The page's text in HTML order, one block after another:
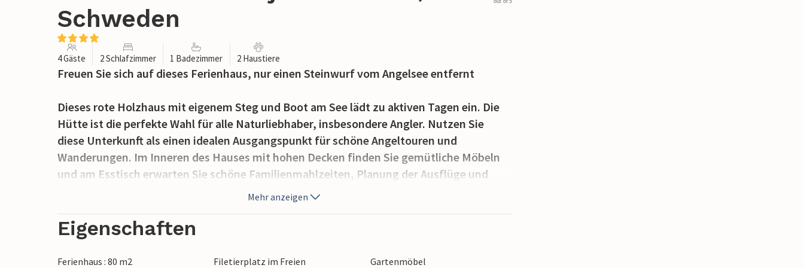
Schweden
out of 5
4 Gäste 2 Schlafzimmer 1 Badezimmer 2 Haustiere
Freuen Sie sich auf dieses Ferienhaus, nur einen Steinwurf vom Angelsee entfernt
Dieses rote Holzhaus mit eigenem Steg und Boot am See lädt zu aktiven Tagen ein. Die
Hütte ist die perfekte Wahl für alle Naturliebhaber, insbesondere Angler. Nutzen Sie
diese Unterkunft als einen idealen Ausgangspunkt für schöne Angeltouren und
Wanderungen. Im Inneren des Hauses mit hohen Decken finden Sie gemütliche Möbeln
und am Esstisch erwarten Sie schöne Familienmahlzeiten, Planung der Ausflüge und
Spieleabende mit Erfrischungen und Snacks. Oder vielleicht ziehen Sie eher
hausgemachten Kuchen vor? Nach der Angeltour können Sie sich am Nachmittag im See
erfrischen. Auf der offenen Terrasse mit fantastischem Panoramablick auf den
Spexhultasjön können Sie versuchen, Holzfiguren zu schnitzen, wie Emil aus
Lönneberga es getan hat.
Mehr anzeigen
Eigenschaften
Ferienhaus : 80 m2 Filetierplatz im Freien Gartenmöbel